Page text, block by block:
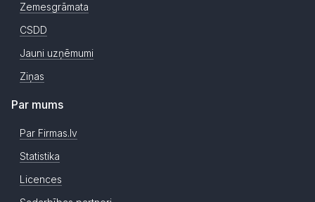
Zemesgrāmata
CSDD
Jauni uzņēmumi
Ziņas
Par mums
Par Firmas.lv
Statistika
Licences